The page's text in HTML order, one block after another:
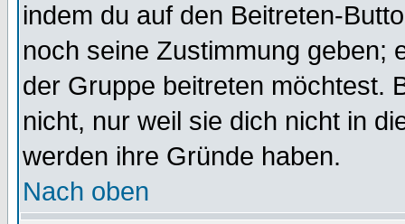
indem du auf den Beitreten-
noch seine Zustimmung geben;
der Gruppe beitreten möchtest.
nicht, nur weil sie dich nicht in
werden ihre Gründe haben.
Nach oben